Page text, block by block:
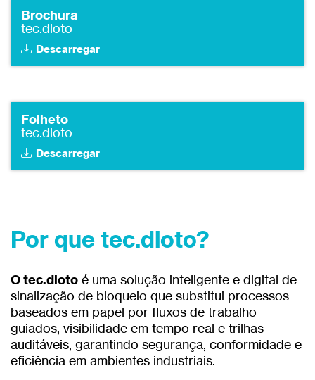
Brochura
tec.dloto
Descarregar
Folheto
tec.dloto
Descarregar
Por que tec.dloto?
O tec.dloto é uma solução inteligente e digital de
sinalização de bloqueio que substitui processos
baseados em papel por fluxos de trabalho
guiados, visibilidade em tempo real e trilhas
auditáveis, garantindo segurança, conformidade e
eficiência em ambientes industriais.